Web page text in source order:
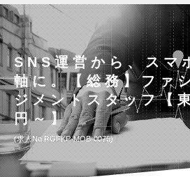
SNS運営から、スマ
軸に。【総務】ファ
ジメントスタッフ【
円～】
求人No.RGFKP-MOB-0075